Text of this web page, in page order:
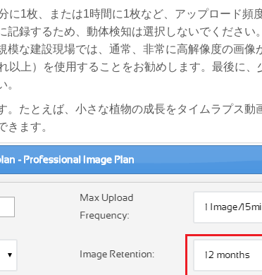
に1枚、または1時間に1枚など、アップロード頻
記録するため、動体検知は選択しないでください
な建設現場では、通常、非常に高解像度の画像
以上）を使用することをお勧めします。最後に
。
。たとえば、小さな植物の成長をタイムラプス動
ます。